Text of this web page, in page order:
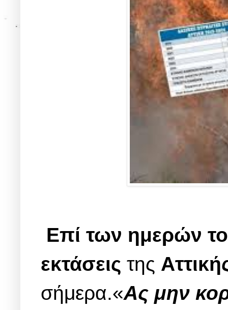
Επί των ημερών
εκτάσεις της
σήμερα.«Ας μην